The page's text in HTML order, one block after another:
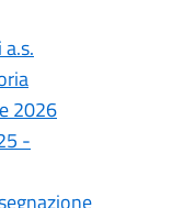
2026
-